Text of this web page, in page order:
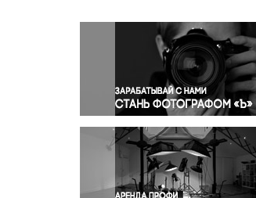
Окружающая среда
Политика
Правосудие
Происшествия и конфликты
Религия
Светская жизнь
Спорт
Экология
Экономика и бизнес